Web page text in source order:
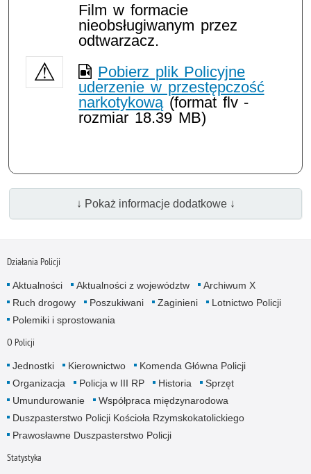
Film w formacie
nieobsługiwanym przez
odtwarzacz.
Pobierz plik Policyjne
uderzenie w przestępczość
narkotykową(format flv -
rozmiar 18.39 MB)
↓ Pokaż informacje dodatkowe ↓
Działania Policji
Aktualności Aktualności z województw
Archiwum X
Ruch drogowy
Poszukiwani Zaginieni
Lotnictwo Policji
Polemiki i sprostowania
O Policji
Jednostki Kierownictwo
Komenda Główna Policji
Organizacja
Policja w III RP Historia
Sprzęt
Umundurowanie
Współpraca międzynarodowa
Duszpasterstwo Policji Kościoła Rzymskokatolickiego
Prawosławne Duszpasterstwo Policji
Statystyka